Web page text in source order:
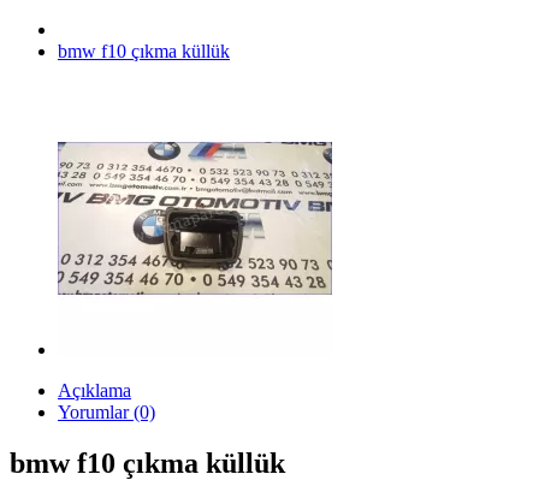
bmw f10 çıkma küllük
Açıklama
Yorumlar (0)
bmw f10 çıkma küllük